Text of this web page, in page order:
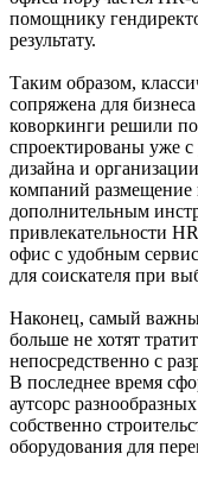
помощнику
результату.
Таким образом,
сопряжена для
коворкинги решили
спроектированы уже
дизайна и
компаний размещение
дополнительным
привлекательности
офис с удобным
для соискателя при
Наконец, самый
больше не хотят
непосредственно с
В последнее время
аутсорс
собственно
оборудования для